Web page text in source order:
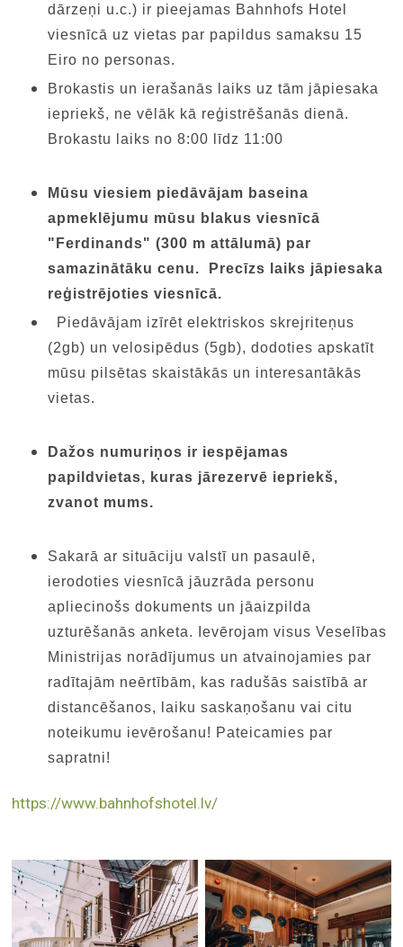
dārzeņi u.c.) ir pieejamas Bahnhofs Hotel
viesnīcā uz vietas par papildus samaksu 15
Eiro no personas.
Brokastis un ierašanās laiks uz tām jāpiesaka
iepriekš, ne vēlāk kā reģistrēšanās dienā.
Brokastu laiks no 8:00 līdz 11:00
Mūsu viesiem piedāvājam baseina
apmeklējumu mūsu blakus viesnīcā
"Ferdinands" (300 m attālumā) par
samazinātāku cenu. Precīzs laiks jāpiesaka
reģistrējoties viesnīcā.
Piedāvājam izīrēt elektriskos skrejriteņus
(2gb) un velosipēdus (5gb), dodoties apskatīt
mūsu pilsētas skaistākās un interesantākās
vietas.
Dažos numuriņos ir iespējamas
papildvietas, kuras jārezervē iepriekš,
zvanot mums.
Sakarā ar situāciju valstī un pasaulē,
ierodoties viesnīcā jāuzrāda personu
apliecinošs dokuments un jāaizpilda
uzturēšanās anketa. Ievērojam visus Veselības
Ministrijas norādījumus un atvainojamies par
radītajām neērtībām, kas radušās saistībā ar
distancēšanos, laiku saskaņošanu vai citu
noteikumu ievērošanu! Pateicamies par
sapratni!
https://www.bahnhofshotel.lv/